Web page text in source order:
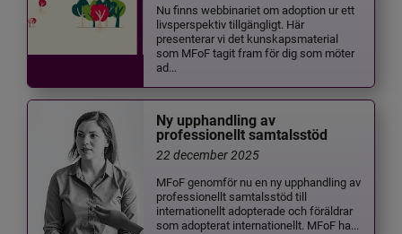
Nu finns webbinariet om adoption ur ett
livsperspektiv tillgängligt. Här
presenterar vi det kunskapsmaterial
som MFoF tagit fram för dig som möter
ad...
Ny upphandling av
professionellt samtalsstöd
22 december 2025
MFoF genomför nu en ny upphandling av
professionellt samtalsstöd till
internationellt adopterade och föräldrar
som adopterat internationellt. MFoF ha...